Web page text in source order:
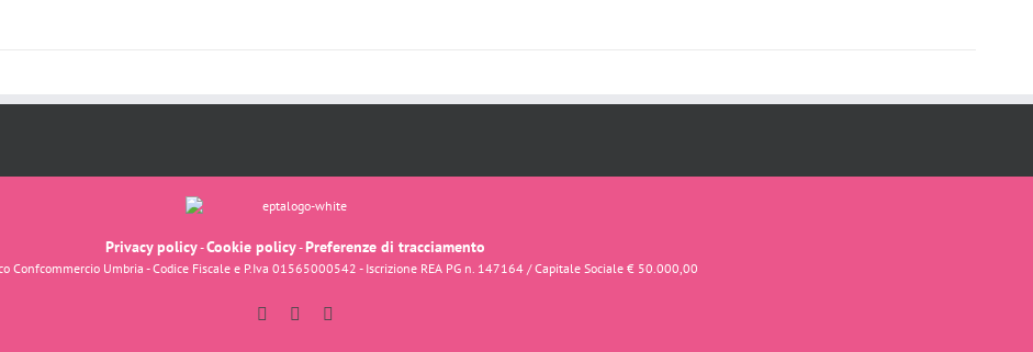
Privacy policy-Cookie policy-Preferenze di tracciamento
Confcommercio Umbria - Codice Fiscale e P.Iva 01565000542 - Iscrizione REA PG n. 147164 / Capitale Sociale € 50.000,00
FacebookInstagram